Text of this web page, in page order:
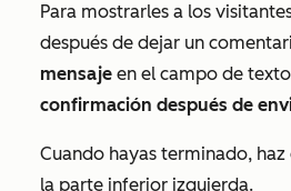
Para mostrarles a los
después de dejar un
mensaje en el campo de texto
confirmación después de
Cuando hayas terminado, haz
la parte inferior izquierda.